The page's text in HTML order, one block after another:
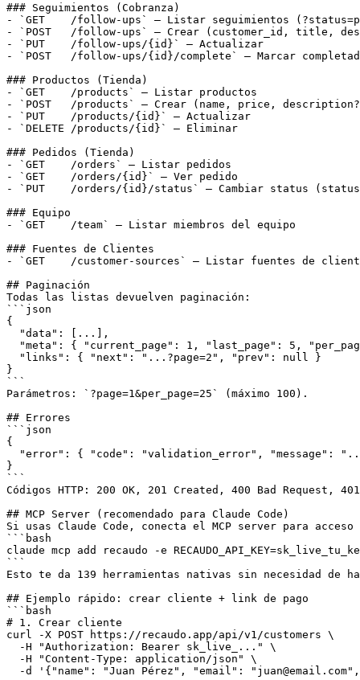
### Seguimientos (Cobranza)
- `GET    /follow-ups` — Listar seguimientos
- `POST   /follow-ups` — Crear (customer_id, title,
- `PUT    /follow-ups/{id}` — Actualizar
- `POST   /follow-ups/{id}/complete` — Marcar
### Productos (Tienda)
- `GET    /products` — Listar productos
- `POST   /products` — Crear (name, price,
- `PUT    /products/{id}` — Actualizar
- `DELETE /products/{id}` — Eliminar
### Pedidos (Tienda)
- `GET    /orders` — Listar pedidos
- `GET    /orders/{id}` — Ver pedido
- `PUT    /orders/{id}/status` — Cambiar status
### Equipo
- `GET    /team` — Listar miembros del equipo
### Fuentes de Clientes
- `GET    /customer-sources` — Listar fuentes de
## Paginación
Todas las listas devuelven paginación:
```json
{
  "data": [...],
"meta": { "current_page": 1, "last_page": 5,
  "links": { "next": "...?page=2", "prev": null }
}
```
Parámetros: `?page=1&per_page=25` (máximo 100).
## Errores
```json
{
"error": { "code": "validation_error", "message":
}
```
Códigos HTTP: 200 OK, 201 Created, 400 Bad Request,
## MCP Server (recomendado para Claude Code)
Si usas Claude Code, conecta el MCP server para
```bash
claude mcp add recaudo -e
```
Esto te da 139 herramientas nativas sin necesidad de
## Ejemplo rápido: crear cliente + link de pago
```bash
# 1. Crear cliente
curl -X POST https://recaudo.app/api/v1/customers \
  -H "Authorization: Bearer sk_live_..." \
  -H "Content-Type: application/json" \
-d '{"name": "Juan Pérez", "email":